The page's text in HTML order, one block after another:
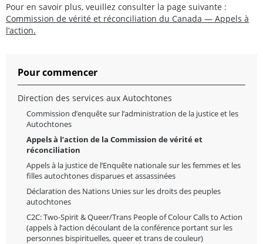
Pour en savoir plus, veuillez consulter la page suivante :
Commission de vérité et réconciliation du Canada — Appels à
l’action.
Pour commencer
Direction des services aux Autochtones
Commission d’enquête sur l’administration de la justice et les
Autochtones
Appels à l’action de la Commission de vérité et
réconciliation
Appels à la justice de l’Enquête nationale sur les femmes et les
filles autochtones disparues et assassinées
Déclaration des Nations Unies sur les droits des peuples
autochtones
C2C: Two-Spirit & Queer/Trans People of Colour Calls to Action
(appels à l’action découlant de la conférence portant sur les
personnes bispirituelles, queer et trans de couleur)